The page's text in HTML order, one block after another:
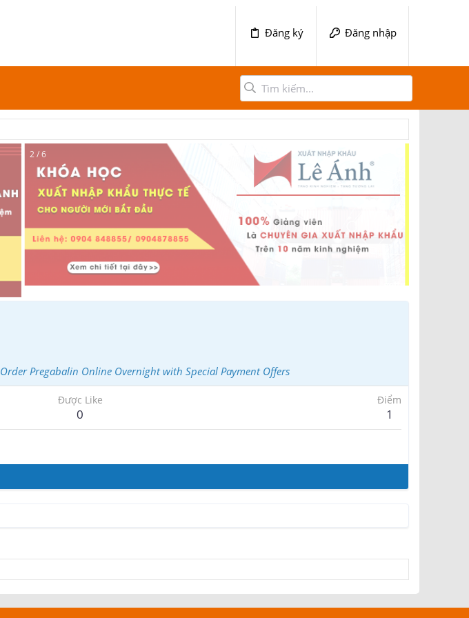
Đăng ký Đăng nhập
2 / 6
Order Pregabalin Online Overnight with Special Payment Offers
Được Like
0
Điểm
1